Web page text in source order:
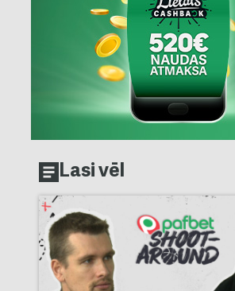
Lasi vēl